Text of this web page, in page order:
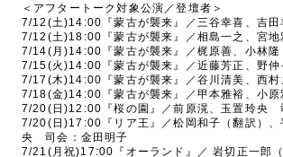
＜アフタートーク対象公演／登壇者＞
7/12(土)14:00『蒙古が襲来』／三谷幸喜、吉田
7/12(土)18:00『蒙古が襲来』／相島一之、宮地
7/14(月)14:00『蒙古が襲来』／梶原善、小林隆
7/15(火)14:00『蒙古が襲来』／近藤芳正、野仲
7/17(木)14:00『蒙古が襲来』／谷川清美、西村
7/18(金)14:00『蒙古が襲来』／甲本雅裕、小原
7/20(日)12:00『桜の園』／前原滉、玉置玲央
7/20(日)17:00『リア王』／松岡和子（翻訳）、
央 司会：金田明子
7/21(月祝)17:00『オーランド』／ 岩切正一郎